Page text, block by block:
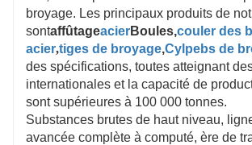
broyage. Les principaux produits de
sontaffûtageacierBoules,couler des
acier,tiges de broyage,Cylpebs de
des spécifications, toutes atteignant
internationales et la capacité de
sont supérieures à 100 000 tonnes.
Substances brutes de haut niveau,
avancée complète à computé, ère de